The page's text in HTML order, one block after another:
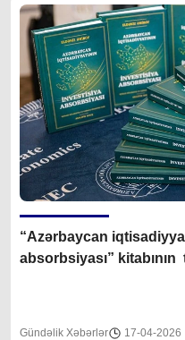
“Azərbaycan
absorbsiyası”
Gündəlik Xəbərlər 17-04-2026